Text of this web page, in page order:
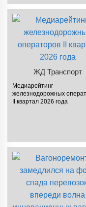
ЖД Транспорт
Медиарейтинг
железнодорожных
II квартал 2026 года